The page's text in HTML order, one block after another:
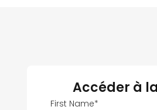
Accéder à
First Name*